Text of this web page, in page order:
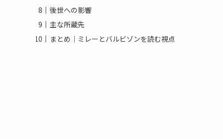
後世への影響
主な所蔵先
まとめ｜ミレーとバルビゾンを読む視点